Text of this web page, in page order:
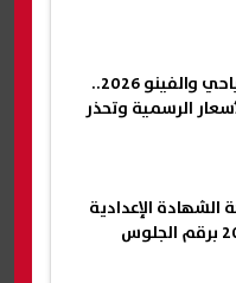
أسعار الخبز السياحي والفينو 2026..
الرسمية وتحذر
الشهادة الإعدادية